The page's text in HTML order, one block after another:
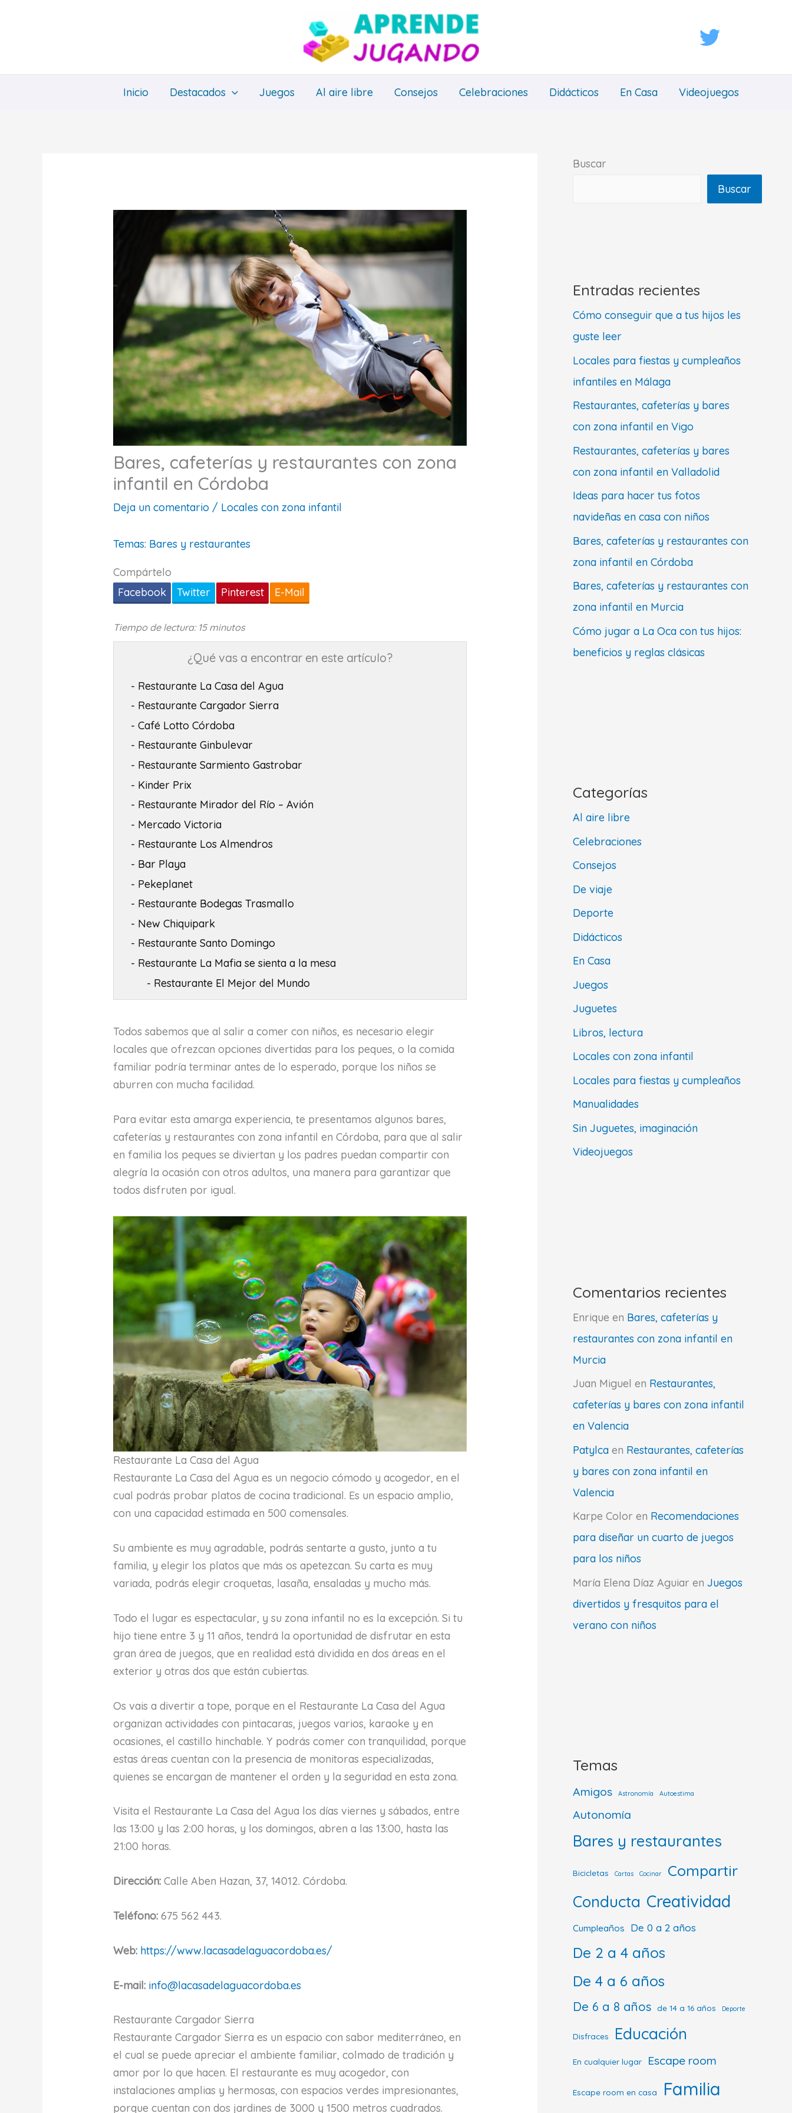
Inicio Destacados Juegos Al aire libre Consejos Celebraciones Didácticos En Casa Videojuegos
Bares, cafeterías y restaurantes con zona
infantil en Córdoba
Deja un comentario / Locales con zona infantil
Temas: Bares y restaurantes
Compártelo
Facebook
Twitter Pinterest E-Mail
Tiempo de lectura: 15 minutos
¿Qué vas a encontrar en este artículo?
- Restaurante La Casa del Agua
- Restaurante Cargador Sierra
- Café Lotto Córdoba
- Restaurante Ginbulevar
- Restaurante Sarmiento Gastrobar
- Kinder Prix
- Restaurante Mirador del Río – Avión
- Mercado Victoria
- Restaurante Los Almendros
- Bar Playa
- Pekeplanet
- Restaurante Bodegas Trasmallo
- New Chiquipark
- Restaurante Santo Domingo
- Restaurante La Mafia se sienta a la mesa
- Restaurante El Mejor del Mundo
Todos sabemos que al salir a comer con niños, es necesario elegir
locales que ofrezcan opciones divertidas para los peques, o la comida
familiar podría terminar antes de lo esperado, porque los niños se
aburren con mucha facilidad.
Para evitar esta amarga experiencia, te presentamos algunos bares,
cafeterías y restaurantes con zona infantil en Córdoba, para que al salir
en familia los peques se diviertan y los padres puedan compartir con
alegría la ocasión con otros adultos, una manera para garantizar que
todos disfruten por igual.
Restaurante La Casa del Agua
Restaurante La Casa del Agua es un negocio cómodo y acogedor, en el
cual podrás probar platos de cocina tradicional. Es un espacio amplio,
con una capacidad estimada en 500 comensales.
Su ambiente es muy agradable, podrás sentarte a gusto, junto a tu
familia, y elegir los platos que más os apetezcan. Su carta es muy
variada, podrás elegir croquetas, lasaña, ensaladas y mucho más.
Todo el lugar es espectacular, y su zona infantil no es la excepción. Si tu
hijo tiene entre 3 y 11 años, tendrá la oportunidad de disfrutar en esta
gran área de juegos, que en realidad está dividida en dos áreas en el
exterior y otras dos que están cubiertas.
Os vais a divertir a tope, porque en el Restaurante La Casa del Agua
organizan actividades con pintacaras, juegos varios, karaoke y en
ocasiones, el castillo hinchable. Y podrás comer con tranquilidad, porque
estas áreas cuentan con la presencia de monitoras especializadas,
quienes se encargan de mantener el orden y la seguridad en esta zona.
Visita el Restaurante La Casa del Agua los días viernes y sábados, entre
las 13:00 y las 2:00 horas, y los domingos, abren a las 13:00, hasta las
21:00 horas.
Dirección: Calle Aben Hazan, 37, 14012. Córdoba.
Teléfono: 675 562 443.
Web: https://www.lacasadelaguacordoba.es/
E-mail: info@lacasadelaguacordoba.es
Restaurante Cargador Sierra
Restaurante Cargador Sierra es un espacio con sabor mediterráneo, en
el cual se puede apreciar el ambiente familiar, colmado de tradición y
amor por lo que hacen. El restaurante es muy acogedor, con
instalaciones amplias y hermosas, con espacios verdes impresionantes,
porque cuentan con dos jardines de 3000 y 1500 metros cuadrados.
Buscar
Buscar
Entradas recientes
Cómo conseguir que a tus hijos les
guste leer
Locales para fiestas y cumpleaños
infantiles en Málaga
Restaurantes, cafeterías y bares
con zona infantil en Vigo
Restaurantes, cafeterías y bares
con zona infantil en Valladolid
Ideas para hacer tus fotos
navideñas en casa con niños
Bares, cafeterías y restaurantes con
zona infantil en Córdoba
Bares, cafeterías y restaurantes con
zona infantil en Murcia
Cómo jugar a La Oca con tus hijos:
beneficios y reglas clásicas
Categorías
Al aire libre
Celebraciones
Consejos
De viaje
Deporte
Didácticos
En Casa
Juegos
Juguetes
Libros, lectura
Locales con zona infantil
Locales para fiestas y cumpleaños
Manualidades
Sin Juguetes, imaginación
Videojuegos
Comentarios recientes
Enrique en Bares, cafeterías y
restaurantes con zona infantil en
Murcia
Juan Miguel en Restaurantes,
cafeterías y bares con zona infantil
en Valencia
Patylca en Restaurantes, cafeterías
y bares con zona infantil en
Valencia
Karpe Color en Recomendaciones
para diseñar un cuarto de juegos
para los niños
María Elena Díaz Aguiar en Juegos
divertidos y fresquitos para el
verano con niños
Temas
Amigos Astronomía Autoestima
Autonomía
Bares y restaurantes
Bicicletas Cartas Cocinar Compartir
Conducta Creatividad
Cumpleaños De 0 a 2 años
De 2 a 4 años
De 4 a 6 años
De 6 a 8 años de 14 a 16 años Deporte
Disfraces Educación
En cualquier lugar Escape room
Escape room en casa Familia